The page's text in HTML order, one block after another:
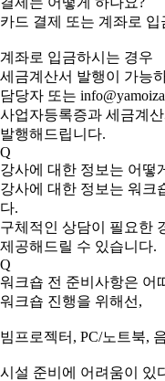
카드 결제 또는 계좌로
계좌로 입금하시는 경우
세금계산서 발행이 가능
담당자 또는
사업자등록증과 세금계
발행해드립니다.
Q
강사에 대한 정보는 어떻
강사에 대한 정보는 워크
다.
구체적인 상담이 필요한
제공해드릴 수 있습니다.
Q
워크숍 전 준비사항은 어
워크숍 진행을 위해선,
빔프로젝터, PC/노트북,
시설 준비에 어려움이 있